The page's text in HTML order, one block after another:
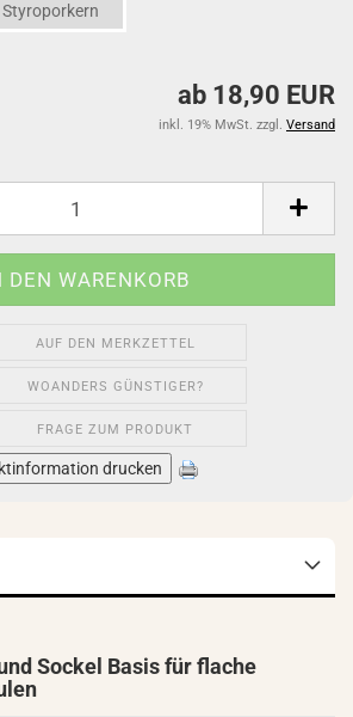
Styroporkern
ab 18,90 EUR
inkl. 19% MwSt. zzgl. Versand
AUF DEN MERKZETTEL
WOANDERS GÜNSTIGER?
FRAGE ZUM PRODUKT
drucken
Sockel Basis für flache